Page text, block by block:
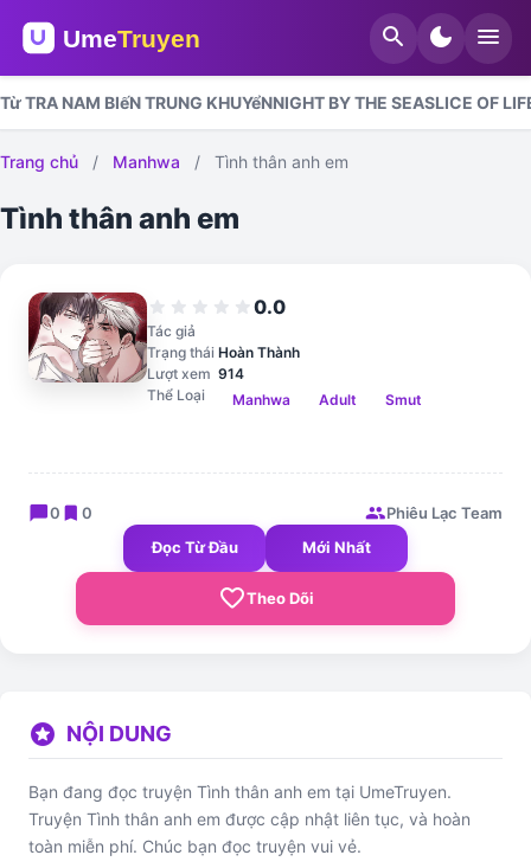
search dark_mode menu
Từ TRA NAM BIếN TRUNG KHUYểNNIGHT BY THE SEASLICE OF
Trang chủ / Manhwa / Tình thân anh em
Tình thân anh em
star star star star star 0.0
Tác giả
Trạng thái Hoàn Thành
Lượt xem 914
Thể Loại
Manhwa Adult Smut
chat_bubble0 bookmark 0 groupPhiêu Lạc Team
Đọc Từ Đầu
Mới Nhất
favorite_borderTheo Dõi
stars NỘI DUNG
Bạn đang đọc truyện Tình thân anh em tại UmeTruyen.
Truyện Tình thân anh em được cập nhật liên tục, và hoàn
toàn miễn phí. Chúc bạn đọc truyện vui vẻ.